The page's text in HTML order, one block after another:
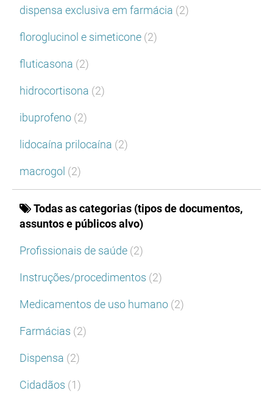
dispensa exclusiva em farmácia (2)
floroglucinol e simeticone (2)
fluticasona (2)
hidrocortisona (2)
ibuprofeno (2)
lidocaína prilocaína (2)
macrogol (2)
Todas as categorias (tipos de documentos,
assuntos e públicos alvo)
Profissionais de saúde (2)
Instruções/procedimentos (2)
Medicamentos de uso humano (2)
Farmácias (2)
Dispensa (2)
Cidadãos (1)